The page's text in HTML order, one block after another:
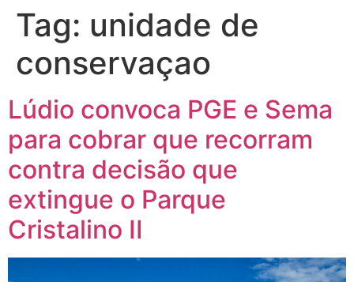
Tag: unidade de
conservaçao
Lúdio convoca PGE e Sema
para cobrar que recorram
contra decisão que
extingue o Parque
Cristalino II